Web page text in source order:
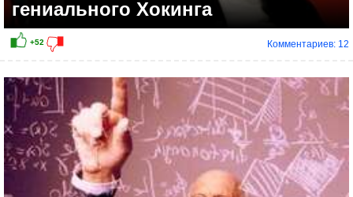
гениального Хокинга
Комментариев: 12